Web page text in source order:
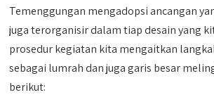
Temenggungan mengadopsi ancangan
juga terorganisir dalam tiap desain yang
prosedur kegiatan kita mengaitkan
sebagai lumrah dan juga garis besar
berikut: